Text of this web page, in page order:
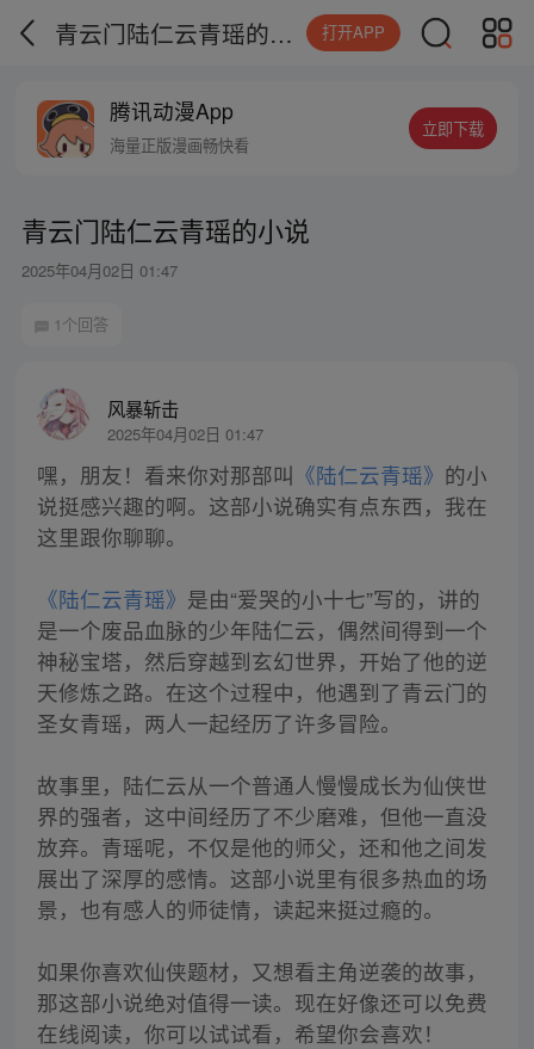
青云门陆仁云青瑶的小说 打开APP
腾讯动漫App
海量正版漫画畅快看
立即下载
青云门陆仁云青瑶的小说
2025年04月02日 01:47
1个回答
风暴斩击
2025年04月02日 01:47
嘿，朋友！看来你对那部叫 《陆仁云青瑶》 的小
说挺感兴趣的啊。这部小说确实有点东西，我在
这里跟你聊聊。
《陆仁云青瑶》 是由“爱哭的小十七”写的，讲的
是一个废品血脉的少年陆仁云，偶然间得到一个
神秘宝塔，然后穿越到玄幻世界，开始了他的逆
天修炼之路。在这个过程中，他遇到了青云门的
圣女青瑶，两人一起经历了许多冒险。
故事里，陆仁云从一个普通人慢慢成长为仙侠世
界的强者，这中间经历了不少磨难，但他一直没
放弃。青瑶呢，不仅是他的师父，还和他之间发
展出了深厚的感情。这部小说里有很多热血的场
景，也有感人的师徒情，读起来挺过瘾的。
如果你喜欢仙侠题材，又想看主角逆袭的故事，
那这部小说绝对值得一读。现在好像还可以免费
在线阅读，你可以试试看，希望你会喜欢！